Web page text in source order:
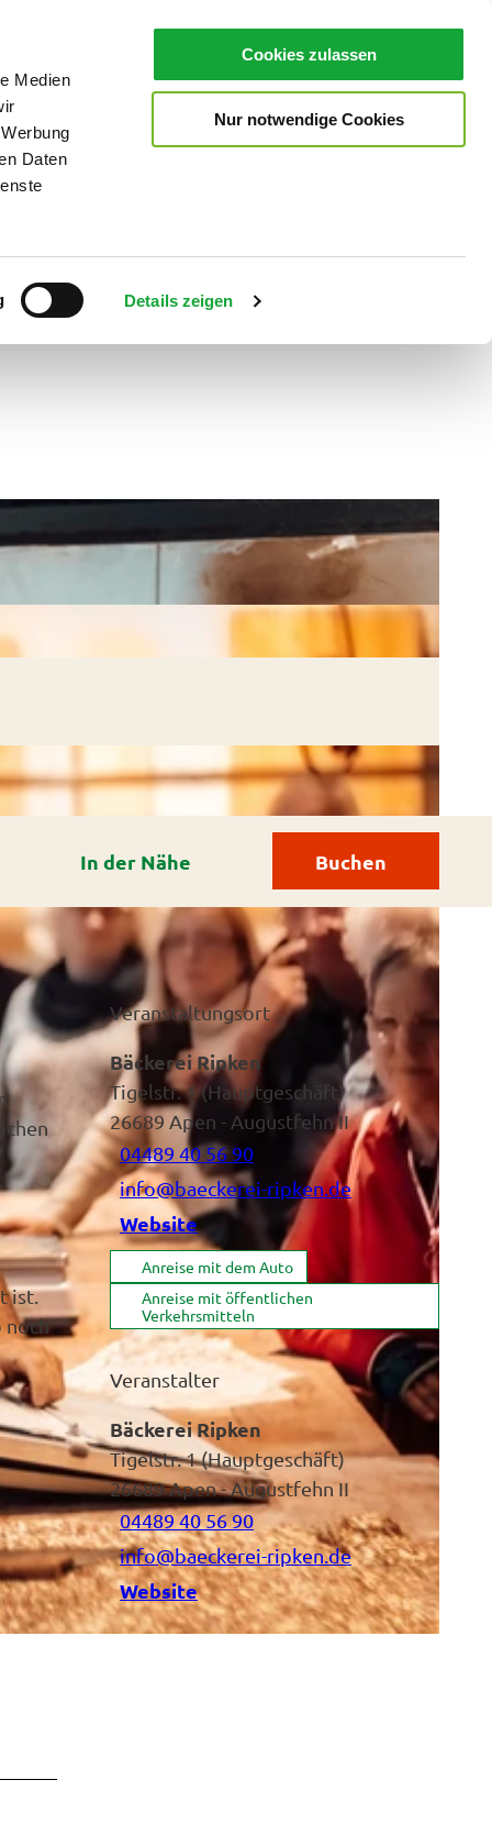
Medien
Daten
Details zeigen
Cookies zulassen
Nur notwendige Cookies
In der Nähe Buchen
ist.
noch
Veranstaltungsort
Bäckerei Ripken
Tigelstr. 1 (Hauptgeschäft)
26689 Apen - Augustfehn II
04489 40 56 90
info@baeckerei-ripken.de
Website
Anreise mit dem Auto
Anreise mit öffentlichen
Verkehrsmitteln
Veranstalter
Bäckerei Ripken
Tigelstr. 1 (Hauptgeschäft)
26689Apen- Augustfehn II
04489 40 56 90
info@baeckerei-ripken.de
Website